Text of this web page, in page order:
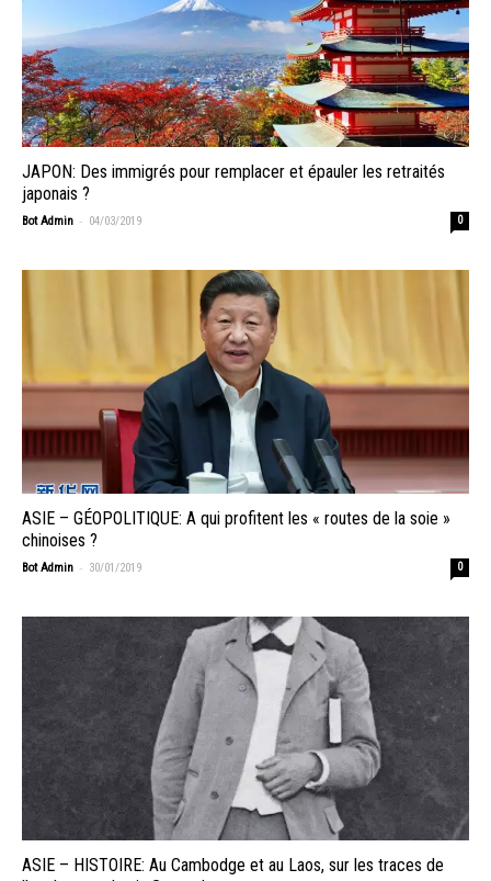
JAPON: Des immigrés pour remplacer et épauler les retraités
japonais ?
Bot Admin - 04/03/2019 0
ASIE – GÉOPOLITIQUE: A qui profitent les « routes de la soie »
chinoises ?
Bot Admin - 30/01/2019 0
ASIE – HISTOIRE: Au Cambodge et au Laos, sur les traces de